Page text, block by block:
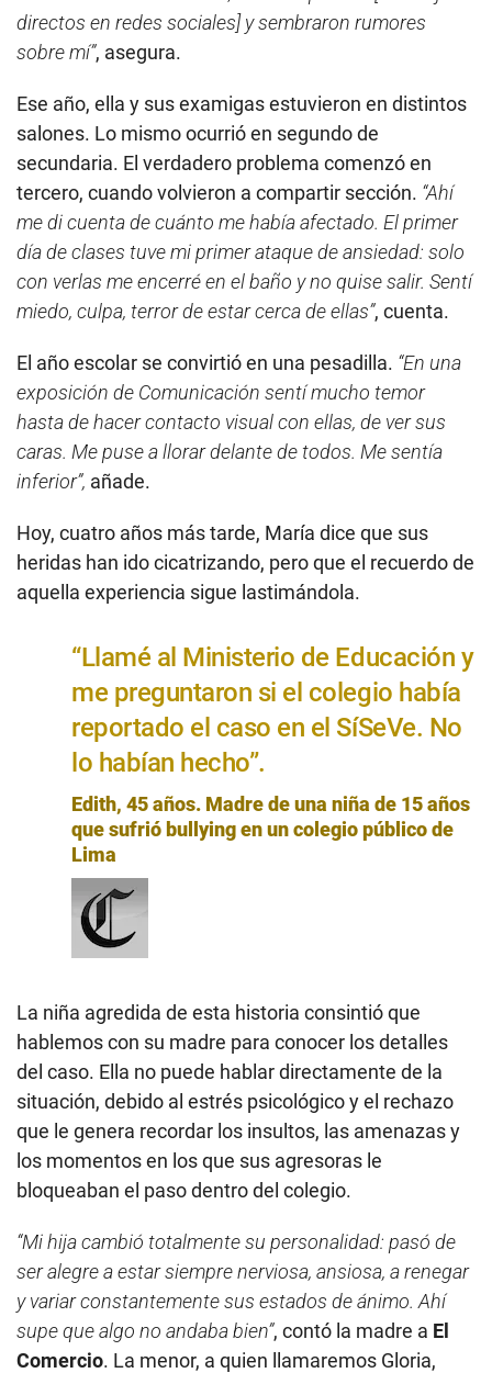
directos en redes sociales] y sembraron rumores
sobre mí”, asegura.
Ese año, ella y sus examigas estuvieron en distintos
salones. Lo mismo ocurrió en segundo de
secundaria. El verdadero problema comenzó en
tercero, cuando volvieron a compartir sección. “Ahí
me di cuenta de cuánto me había afectado. El primer
día de clases tuve mi primer ataque de ansiedad: solo
con verlas me encerré en el baño y no quise salir. Sentí
miedo, culpa, terror de estar cerca de ellas”, cuenta.
El año escolar se convirtió en una pesadilla. “En una
exposición de Comunicación sentí mucho temor
hasta de hacer contacto visual con ellas, de ver sus
caras. Me puse a llorar delante de todos. Me sentía
inferior”, añade.
Hoy, cuatro años más tarde, María dice que sus
heridas han ido cicatrizando, pero que el recuerdo de
aquella experiencia sigue lastimándola.
“Llamé al Ministerio de Educación y
me preguntaron si el colegio había
reportado el caso en el SíSeVe. No
lo habían hecho”.
Edith, 45 años. Madre de una niña de 15 años
que sufrió bullying en un colegio público de
Lima
La niña agredida de esta historia consintió que
hablemos con su madre para conocer los detalles
del caso. Ella no puede hablar directamente de la
situación, debido al estrés psicológico y el rechazo
que le genera recordar los insultos, las amenazas y
los momentos en los que sus agresoras le
bloqueaban el paso dentro del colegio.
“Mi hija cambió totalmente su personalidad: pasó de
ser alegre a estar siempre nerviosa, ansiosa, a renegar
y variar constantemente sus estados de ánimo. Ahí
supe que algo no andaba bien”, contó la madre a El
Comercio. La menor, a quien llamaremos Gloria,